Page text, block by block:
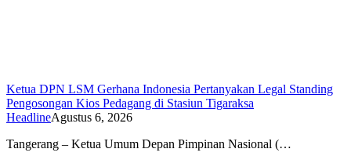
Ketua DPN LSM Gerhana Indonesia Pertanyakan Legal Standing
Pengosongan Kios Pedagang di Stasiun Tigaraksa
HeadlineAgustus 6, 2026
Tangerang – Ketua Umum Depan Pimpinan Nasional (…